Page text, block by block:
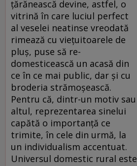
ţărănească devine, astfel, o
vitrină în care luciul perfect
al veselei neatinse vreodată
rimează cu vieţuitoarele de
pluş, puse să re-
domesticească un acasă din
ce în ce mai public, dar şi cu
broderia strămoşească.
Pentru că, dintr-un motiv sau
altul, reprezentarea sinelui
capătă o importanţă ce
trimite, în cele din urmă, la
un individualism accentuat.
Universul domestic rural este